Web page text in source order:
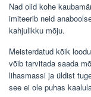
Nad olid kohe
imiteerib neid
kahjulikku mõju.
Meisterdatud kõik
võib tarvitada saada
lihasmassi ja üldist
see ei ole puhas